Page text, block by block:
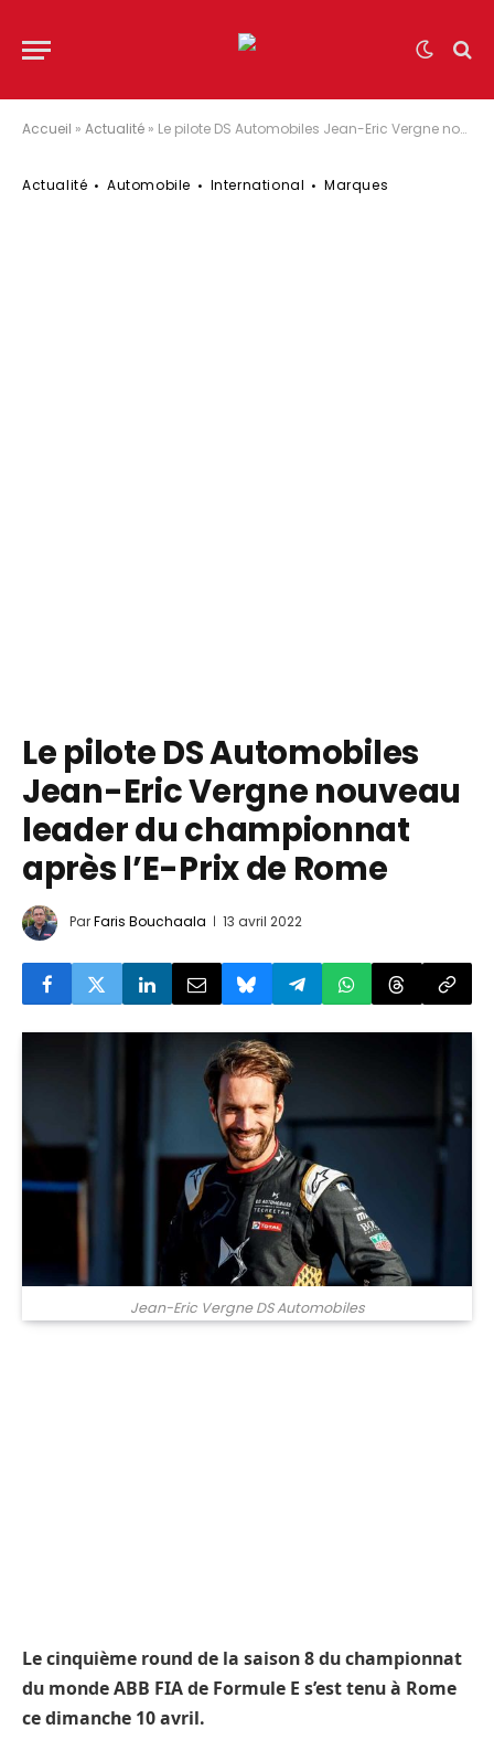
Accueil » Actualité » Le pilote DS Automobiles Jean-Eric Vergne nouveau leader du championnat après l’E-Prix de Rome
Actualité Automobile International Marques
Le pilote DS Automobiles
Jean-Eric Vergne nouveau
leader du championnat
après l’E-Prix de Rome
ParFaris Bouchaala 13 avril 2022
Jean-Eric Vergne DS Automobiles
Le cinquième round de la saison 8 du championnat
du monde ABB FIA de Formule E s’est tenu à Rome
ce dimanche 10 avril.